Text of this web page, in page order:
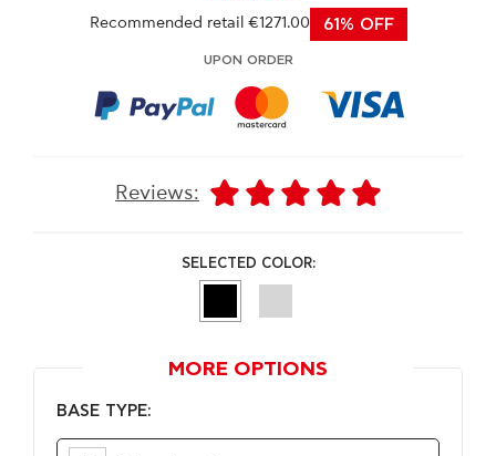
Recommended retail €1271.00 61% OFF
UPON ORDER
Reviews:
SELECTED COLOR:
MORE OPTIONS
BASE TYPE: